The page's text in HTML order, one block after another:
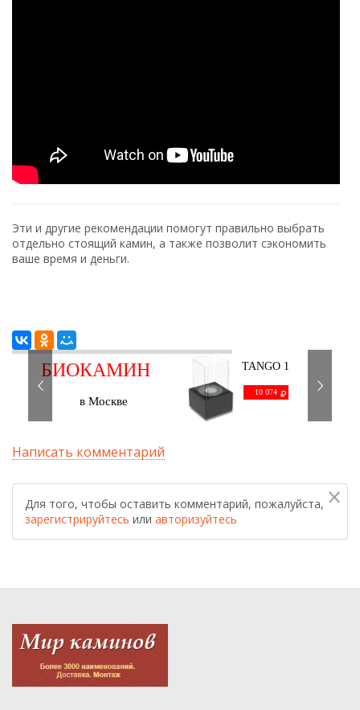
Эти и другие рекомендации помогут правильно выбрать
отдельно стоящий камин, а также позволит сэкономить
ваше время и деньги.
БИОКАМИН
в Москве
TANGO 1
10 074
Написать комментарий
×
Для того, чтобы оставить комментарий, пожалуйста,
зарегистрируйтесь или авторизуйтесь